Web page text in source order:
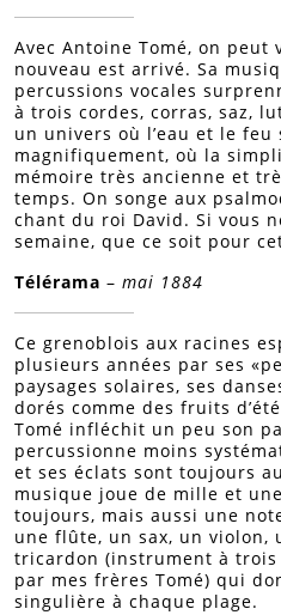
Avec Antoine Tomé, on peut
nouveau est arrivé. Sa
percussions vocales
à trois cordes, corras, saz,
un univers où l’eau et le feu
magnifiquement, où la
mémoire très ancienne et
temps. On songe aux
chant du roi David. Si vous
semaine, que ce soit pour
Télérama – mai 1884
Ce grenoblois aux racines
plusieurs années par ses
paysages solaires, ses
dorés comme des fruits
Tomé infléchit un peu son
percussionne moins
et ses éclats sont toujours
musique joue de mille et
toujours, mais aussi une
une flûte, un sax, un violon,
tricardon (instrument à
par mes frères Tomé) qui
singulière à chaque plage.